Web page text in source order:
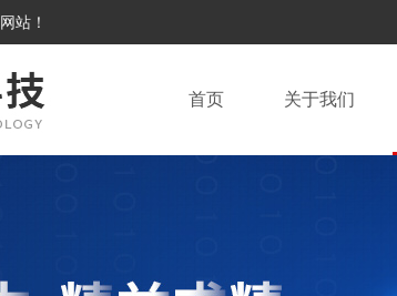
网站！
首页 关于我们